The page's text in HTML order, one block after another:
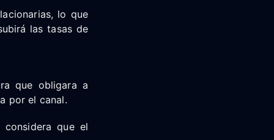
lo que
las tasas de
que obligara a
por el canal.
considera que el